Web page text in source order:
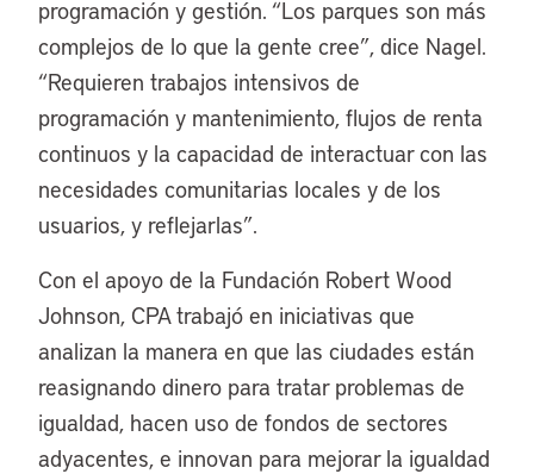
programación y gestión. “Los parques son más
complejos de lo que la gente cree”, dice Nagel.
“Requieren trabajos intensivos de
programación y mantenimiento, flujos de renta
continuos y la capacidad de interactuar con las
necesidades comunitarias locales y de los
usuarios, y reflejarlas”.
Con el apoyo de la Fundación Robert Wood
Johnson, CPA trabajó en iniciativas que
analizan la manera en que las ciudades están
reasignando dinero para tratar problemas de
igualdad, hacen uso de fondos de sectores
adyacentes, e innovan para mejorar la igualdad